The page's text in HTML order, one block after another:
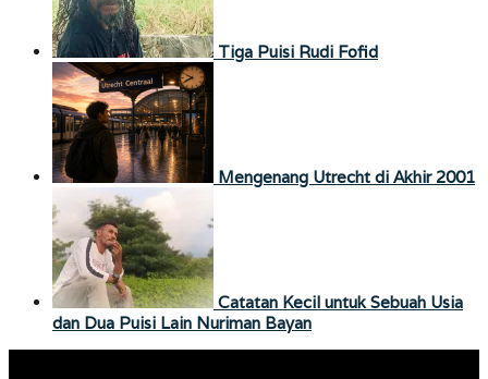
Tiga Puisi Rudi Fofid
Mengenang Utrecht di Akhir 2001
Catatan Kecil untuk Sebuah Usia
dan Dua Puisi Lain Nuriman Bayan